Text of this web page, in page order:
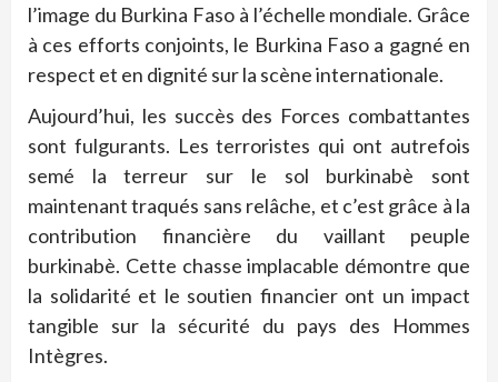
l’image du Burkina Faso à l’échelle mondiale. Grâce
à ces efforts conjoints, le Burkina Faso a gagné en
respect et en dignité sur la scène internationale.
Aujourd’hui, les succès des Forces combattantes
sont fulgurants. Les terroristes qui ont autrefois
semé la terreur sur le sol burkinabè sont
maintenant traqués sans relâche, et c’est grâce à la
contribution financière du vaillant peuple
burkinabè. Cette chasse implacable démontre que
la solidarité et le soutien financier ont un impact
tangible sur la sécurité du pays des Hommes
Intègres.